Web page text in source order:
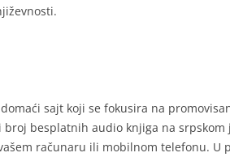
sajt koji se fokusira na
besplatnih audio knjiga na srpskom
računaru ili mobilnom telefonu. U